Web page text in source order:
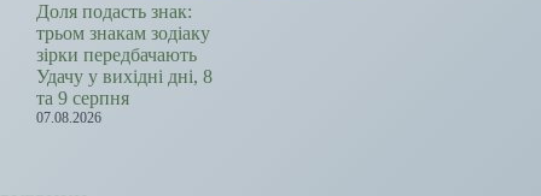
Доля подасть знак:
трьом знакам зодіаку
зірки передбачають
Удачу у вихідні дні, 8
та 9 серпня
07.08.2026